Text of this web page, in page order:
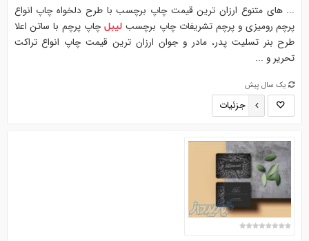
... های متنوع ارزان ترین قیمت چاپ برچسب با طرح دلخواه چاپ انواع
پرچم رومیزی و پرچم تشریفات چاپ برچسب لیبلچاپ پرچم با ساتن اعلا
طرح بنر تسلیت پدر، مادر و جوان ارزان ترین قیمت چاپ انواع تراکت
تحریر و ...
یک سال پیش
جزئیات